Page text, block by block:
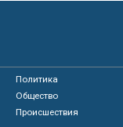
Политика
Общество
Происшествия